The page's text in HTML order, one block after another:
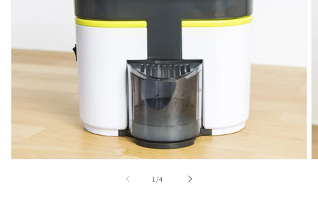
1/
de4